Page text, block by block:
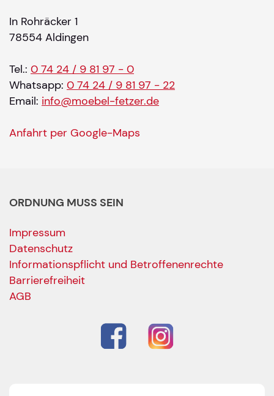
In Rohräcker 1
78554 Aldingen
Tel.: 0 74 24 / 9 81 97 - 0
Whatsapp: 0 74 24 / 9 81 97 - 22
Email: info@moebel-fetzer.de
Anfahrt per Google-Maps
ORDNUNG MUSS SEIN
Impressum
Datenschutz
Informationspflicht und Betroffenenrechte
Barrierefreiheit
AGB